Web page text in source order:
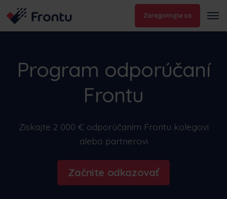
Zaregistrujte sa
Program odporúčaní
Frontu
Získajte 2 000 € odporúčaním Frontu kolegovi
alebo partnerovi
Začnite odkazovať